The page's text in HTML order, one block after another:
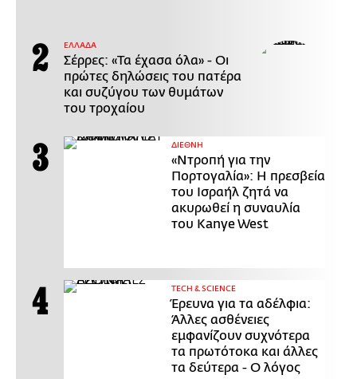
ΕΛΛΑΔΑ
Σέρρες: «Τα έχασα όλα» - Οι
πρώτες δηλώσεις του πατέρα
και συζύγου των θυμάτων
του τροχαίου
ΔΙΕΘΝΗ
«Ντροπή για την
Πορτογαλία»: Η πρεσβεία
του Ισραήλ ζητά να
ακυρωθεί η συναυλία
του Kanye West
ΤECH & SCIENCE
Έρευνα για τα αδέλφια:
Άλλες ασθένειες
εμφανίζουν συχνότερα
τα πρωτότοκα και άλλες
τα δεύτερα - Ο λόγος